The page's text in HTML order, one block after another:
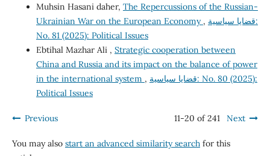
Muhsin Hasani daher, The Repercussions of the Russian-
Ukrainian War on the European Economy , قضايا سياسية:
No. 81 (2025): Political Issues
Ebtihal Mazhar Ali , Strategic cooperation between
China and Russia and its impact on the balance of power
in the international system , قضايا سياسية: No. 80 (2025):
Political Issues
Previous 11-20 of 241 Next
You may also start an advanced similarity searchfor this